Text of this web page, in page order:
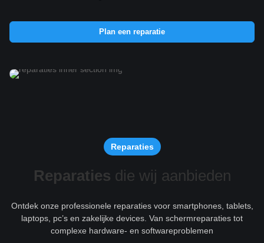
Plan een reparatie
Reparaties
Reparaties die wij aanbieden
Ontdek onze professionele reparaties voor smartphones, tablets,
laptops, pc’s en zakelijke devices. Van schermreparaties tot
complexe hardware- en softwareproblemen